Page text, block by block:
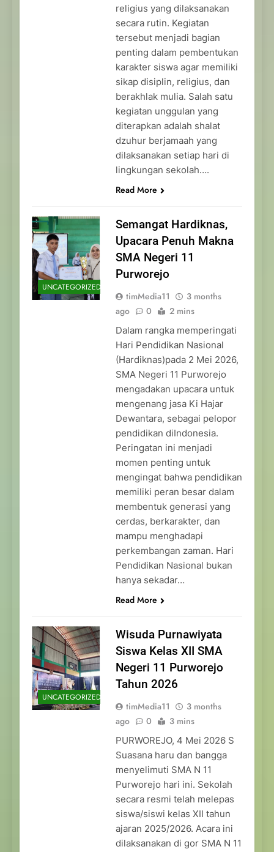
religius yang dilaksanakan
secara rutin. Kegiatan
tersebut menjadi bagian
penting dalam pembentukan
karakter siswa agar memiliki
sikap disiplin, religius, dan
berakhlak mulia. Salah satu
kegiatan unggulan yang
diterapkan adalah shalat
dzuhur berjamaah yang
dilaksanakan setiap hari di
lingkungan sekolah….
Read More
UNCATEGORIZED
Semangat Hardiknas,
Upacara Penuh Makna
SMA Negeri 11
Purworejo
timMedia11
3 months
ago
0 2 mins
Dalam rangka memperingati
Hari Pendidikan Nasional
(Hardiknas)pada 2 Mei 2026,
SMA Negeri 11 Purworejo
mengadakan upacara untuk
mengenang jasa Ki Hajar
Dewantara, sebagai pelopor
pendidikan diIndonesia.
Peringatan ini menjadi
momen penting untuk
mengingat bahwa pendidikan
memiliki peran besar dalam
membentuk generasi yang
cerdas, berkarakter, dan
mampu menghadapi
perkembangan zaman. Hari
Pendidikan Nasional bukan
hanya sekadar…
Read More
UNCATEGORIZED
Wisuda Purnawiyata
Siswa Kelas XII SMA
Negeri 11 Purworejo
Tahun 2026
timMedia11
3 months
ago
0 3 mins
PURWOREJO, 4 Mei 2026 S
Suasana haru dan bangga
menyelimuti SMA N 11
Purworejo hari ini. Sekolah
secara resmi telah melepas
siswa/siswi kelas XII tahun
ajaran 2025/2026. Acara ini
dilaksanakan di gor SMA N 11